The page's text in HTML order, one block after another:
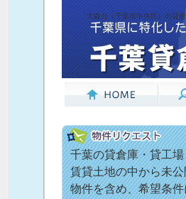
大森台（千葉市中央区）の貸
千葉の貸倉庫・貸工場
賃貸土地の中から未公
物件を含め、希望条件